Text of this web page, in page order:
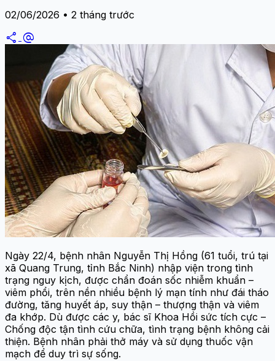
02/06/2026 • 2 tháng trước
share alternate_email
Ngày 22/4, bệnh nhân Nguyễn Thị Hồng (61 tuổi, trú tại
xã Quang Trung, tỉnh Bắc Ninh) nhập viện trong tình
trạng nguy kịch, được chẩn đoán sốc nhiễm khuẩn –
viêm phổi, trên nền nhiều bệnh lý mạn tính như đái tháo
đường, tăng huyết áp, suy thận – thượng thận và viêm
đa khớp. Dù được các y, bác sĩ Khoa Hồi sức tích cực –
Chống độc tận tình cứu chữa, tình trạng bệnh không cải
thiện. Bệnh nhân phải thở máy và sử dụng thuốc vận
mạch để duy trì sự sống.